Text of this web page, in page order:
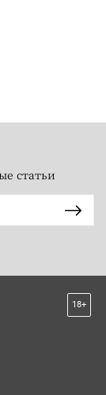
статьи
18+